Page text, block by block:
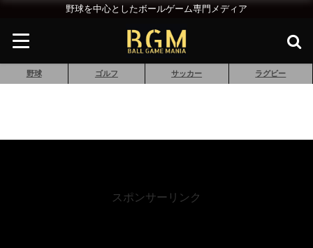
野球を中心としたボールゲーム専門メディア
野球 ゴルフ サッカー ラグビー
スポンサーリンク